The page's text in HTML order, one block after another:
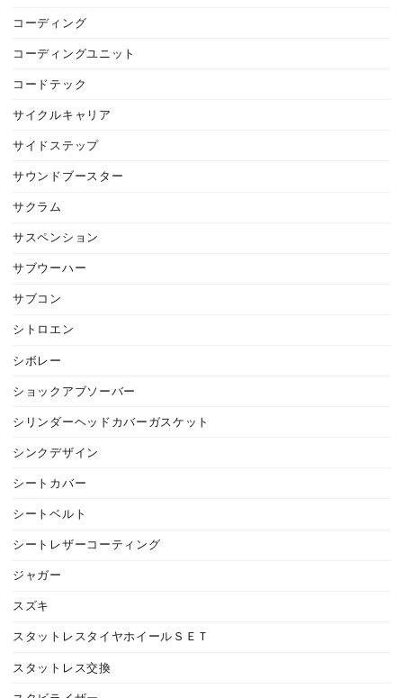
コーディング
コーディングユニット
コードテック
サイクルキャリア
サイドステップ
サウンドブースター
サクラム
サスペンション
サブウーハー
サブコン
シトロエン
シボレー
ショックアブソーバー
シリンダーヘッドカバーガスケット
シンクデザイン
シートカバー
シートベルト
シートレザーコーティング
ジャガー
スズキ
スタットレスタイヤホイールＳＥＴ
スタットレス交換